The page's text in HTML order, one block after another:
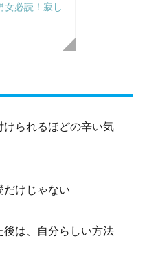
女必読！寂し
けられるほどの辛い気
だけじゃない
後は、自分らしい方法